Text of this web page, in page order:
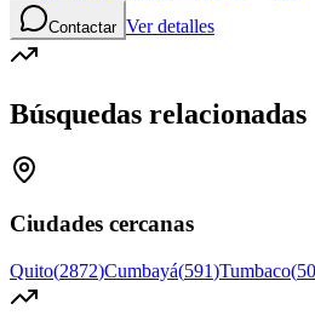
Contactar Ver detalles
Búsquedas relacionadas
Ciudades cercanas
Quito(2872)Cumbayá(591)Tumbaco(